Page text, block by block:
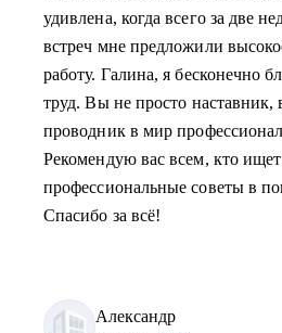
удивлена, когда всего за две
встреч мне предложили
работу. Галина, я бесконечно
труд. Вы не просто наставник,
проводник в мир
Рекомендую вас всем, кто
профессиональные советы в
Спасибо за всё!
Александр